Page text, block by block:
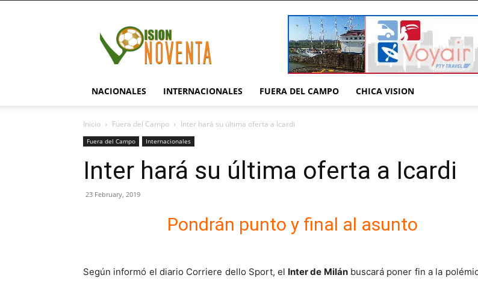
NACIONALES INTERNACIONALES FUERA DEL CAMPO CHICA VISION
Inicio Fuera del Campo Inter hará su última oferta a Icardi
Fuera del Campo Internacionales
Inter hará su última oferta a Icardi
23 February, 2019
Pondrán punto y final al asunto
Según informó el diario Corriere dello Sport, el Inter de Milánbuscará poner fin a la